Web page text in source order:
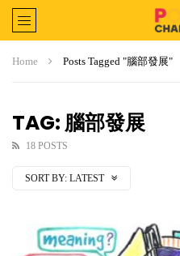
Home Posts Tagged "腦部發展"
TAG: 腦部發展
18 POSTS
SORT BY: LATEST